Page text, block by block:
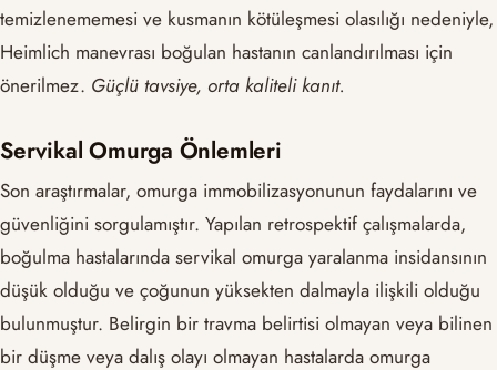
temizlenememesi ve kusmanın kötüleşmesi olasılığı nedeniyle,
Heimlich manevrası boğulan hastanın canlandırılması için
önerilmez. Güçlü tavsiye, orta kaliteli kanıt.
Servikal Omurga Önlemleri
Son araştırmalar, omurga immobilizasyonunun faydalarını ve
güvenliğini sorgulamıştır. Yapılan retrospektif çalışmalarda,
boğulma hastalarında servikal omurga yaralanma insidansının
düşük olduğu ve çoğunun yüksekten dalmayla ilişkili olduğu
bulunmuştur. Belirgin bir travma belirtisi olmayan veya bilinen
bir düşme veya dalış olayı olmayan hastalarda omurga